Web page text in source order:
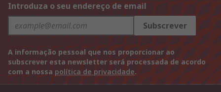
Introduza o seu endereço de email
Subscrever
A informação pessoal que nos proporcionar ao
subscrever esta newsletter será processada de acordo
com a nossa política de privacidade.